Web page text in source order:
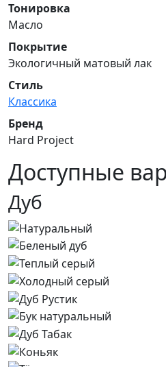
Тонировка
Масло
Покрытие
Экологичный матовый лак
Стиль
Классика
Бренд
Hard Project
Доступные
Дуб